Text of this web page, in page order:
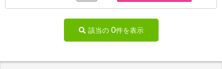
該当の 0件を表示